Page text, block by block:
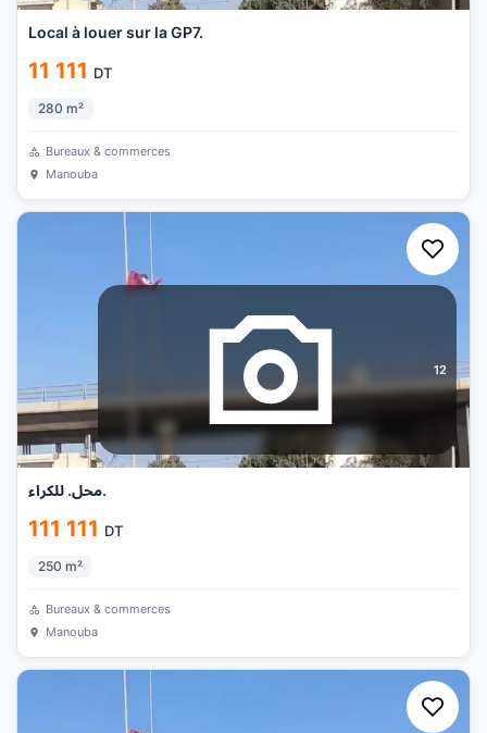
Local à louer sur la GP7.
11 111 DT
280 m²
Bureaux & commerces
Manouba
12
محل. للكراء.
111 111 DT
250 m²
Bureaux & commerces
Manouba